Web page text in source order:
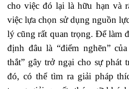
cho việc đó lại là hữu hạn và
việc lựa chọn sử dụng nguồn
lý cũng rất quan trọng. Để làm
định đâu là “điểm nghẽn”
thắt” gây trở ngại cho sự phát
đó, có thể tìm ra giải pháp